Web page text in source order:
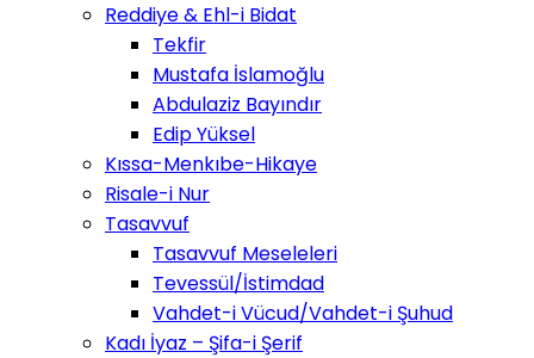
Reddiye & Ehl-i Bidat
Tekfir
Mustafa İslamoğlu
Abdulaziz Bayındır
Edip Yüksel
Kıssa-Menkıbe-Hikaye
Risale-i Nur
Tasavvuf
Tasavvuf Meseleleri
Tevessül/İstimdad
Vahdet-i Vücud/Vahdet-i Şuhud
Kadı İyaz – Şifa-i Şerif